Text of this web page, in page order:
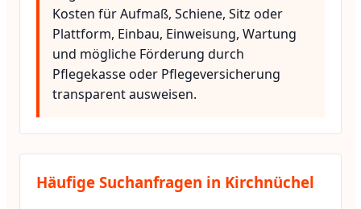
Kosten für Aufmaß, Schiene, Sitz oder
Plattform, Einbau, Einweisung, Wartung
und mögliche Förderung durch
Pflegekasse oder Pflegeversicherung
transparent ausweisen.
Häufige Suchanfragen in Kirchnüchel